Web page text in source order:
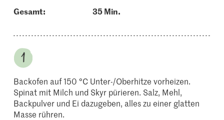
Gesamt: 35 Min.
Backofen auf 150 °C Unter-/Oberhitze vorheizen.
Spinat mit Milch und Skyr pürieren. Salz, Mehl,
Backpulver und Ei dazugeben, alles zu einer glatten
Masse rühren.